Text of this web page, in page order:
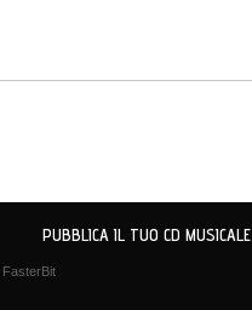
PUBBLICA IL TUO CD MUSICALE
FasterBit